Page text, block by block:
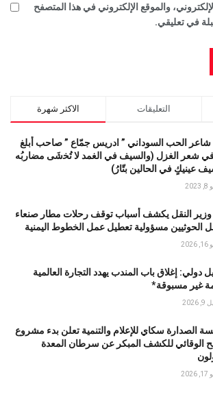
والموقع الإلكتروني في هذا المتصفح
في تعليقي.
الاكثر شهرة التعليقات
الحب السوداني ” ادريس جمّاع ” صاحب أبلغ
شعر الغزل (وﺍﻟﺴﻴﻒ ﻓﻲ الغمد ﻻ ﺗُﺨشَى مضاربُه
ﻋﻴﻨﻴﻚٍ ﻓﻲ ﺍﻟﺤﺎﻟﻴﻦ ﺑﺘّﺎﺭُ)
وزير النقل يكشف أسباب توقف رحلات مطار صنعاء
الحوثيين مسؤولية تعطيل عمل الخطوط اليمنية
دولي: إغلاق باب المندب يهدد التجارة العالمية
غير مسبوقة*
2026
الصدارة سكاي للإعلام والتنمية تعلن بدء مشروع
الوقائي للكشف المبكر عن سرطان المعدة